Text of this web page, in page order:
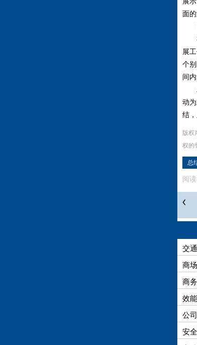
面
四
在
展
个
间
发
动
结
版权
权的
总
阅
交
商
商
效
公
安